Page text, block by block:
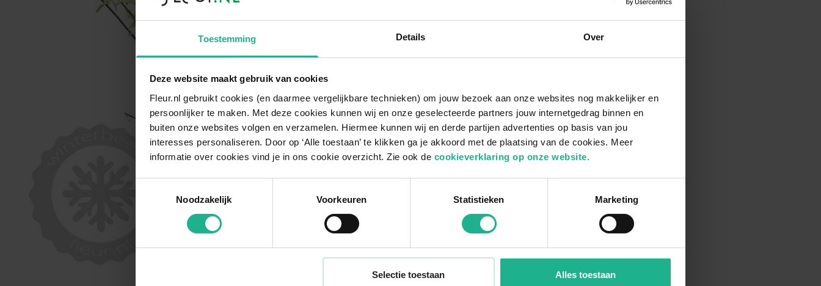
Toestemming Details Over
Deze website maakt gebruik van cookies
Fleur.nl gebruikt cookies (en daarmee vergelijkbare technieken) om jouw bezoek aan onze websites nog makkelijker en
persoonlijker te maken. Met deze cookies kunnen wij en onze geselecteerde partners jouw internetgedrag binnen en
buiten onze websites volgen en verzamelen. Hiermee kunnen wij en derde partijen advertenties op basis van jou
interesses personaliseren. Door op ‘Alle toestaan’ te klikken ga je akkoord met de plaatsing van de cookies. Meer
informatie over cookies vind je in ons cookie overzicht. Zie ook de cookieverklaring op onze website.
Noodzakelijk
Voorkeuren Statistieken Marketing
Selectie toestaan Alles toestaan